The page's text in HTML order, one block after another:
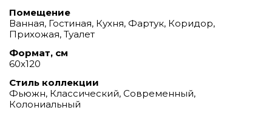
Помещение
Ванная, Гостиная, Кухня, Фартук, Коридор,
Прихожая, Туалет
Формат, см
60х120
Стиль коллекции
Фьюжн, Классический, Современный,
Колониальный